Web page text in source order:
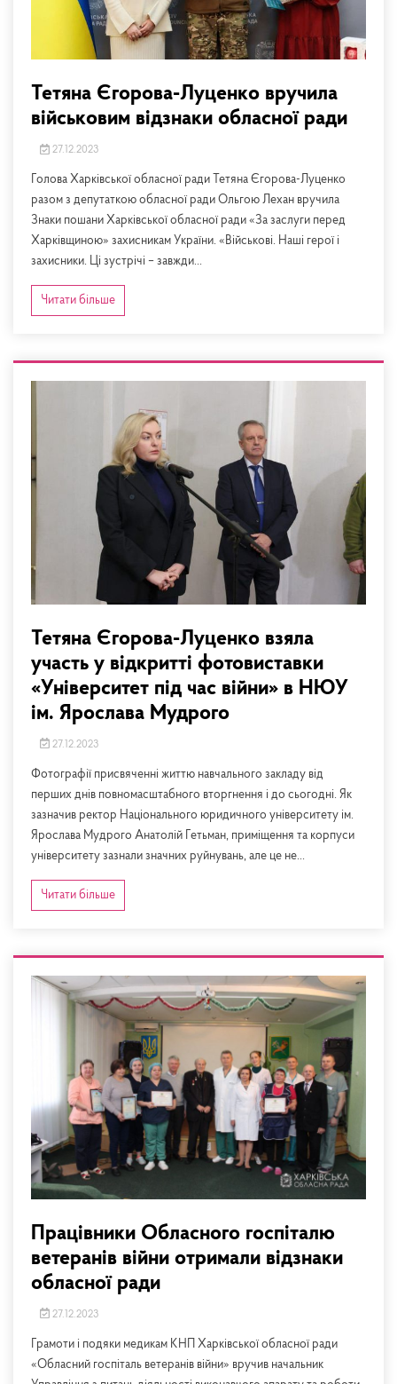
Тетяна Єгорова-Луценко вручила
військовим відзнаки обласної ради
27.12.2023
Голова Харківської обласної ради Тетяна Єгорова-Луценко
разом з депутаткою обласної ради Ольгою Лехан вручила
Знаки пошани Харківської обласної ради «За заслуги перед
Харківщиною» захисникам України. «Військові. Наші герої і
захисники. Ці зустрічі – завжди...
Читати більше
Тетяна Єгорова-Луценко взяла
участь у відкритті фотовиставки
«Університет під час війни» в НЮУ
ім. Ярослава Мудрого
27.12.2023
Фотографії присвяченні життю навчального закладу від
перших днів повномасштабного вторгнення і до сьогодні. Як
зазначив ректор Національного юридичного університету ім.
Ярослава Мудрого Анатолій Гетьман, приміщення та корпуси
університету зазнали значних руйнувань, але це не...
Читати більше
Працівники Обласного госпіталю
ветеранів війни отримали відзнаки
обласної ради
27.12.2023
Грамоти і подяки медикам КНП Харківської обласної ради
«Обласний госпіталь ветеранів війни» вручив начальник